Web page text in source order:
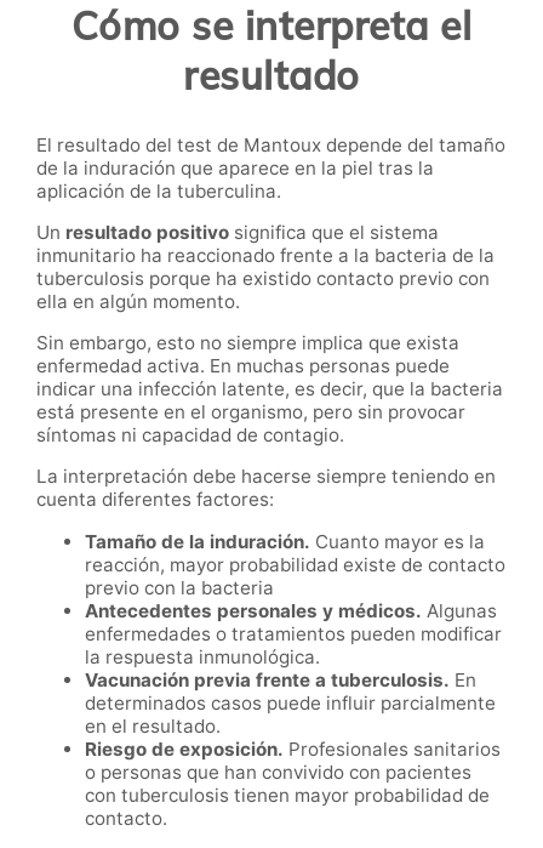
Cómo se interpreta el
resultado
El resultado del test de Mantoux depende del tamaño
de la induración que aparece en la piel tras la
aplicación de la tuberculina.
Un resultado positivo significa que el sistema
inmunitario ha reaccionado frente a la bacteria de la
tuberculosis porque ha existido contacto previo con
ella en algún momento.
Sin embargo, esto no siempre implica que exista
enfermedad activa. En muchas personas puede
indicar una infección latente, es decir, que la bacteria
está presente en el organismo, pero sin provocar
síntomas ni capacidad de contagio.
La interpretación debe hacerse siempre teniendo en
cuenta diferentes factores:
Tamaño de la induración. Cuanto mayor es la
reacción, mayor probabilidad existe de contacto
previo con la bacteria
Antecedentes personales y médicos. Algunas
enfermedades o tratamientos pueden modificar
la respuesta inmunológica.
Vacunación previa frente a tuberculosis. En
determinados casos puede influir parcialmente
en el resultado.
Riesgo de exposición. Profesionales sanitarios
o personas que han convivido con pacientes
con tuberculosis tienen mayor probabilidad de
contacto.